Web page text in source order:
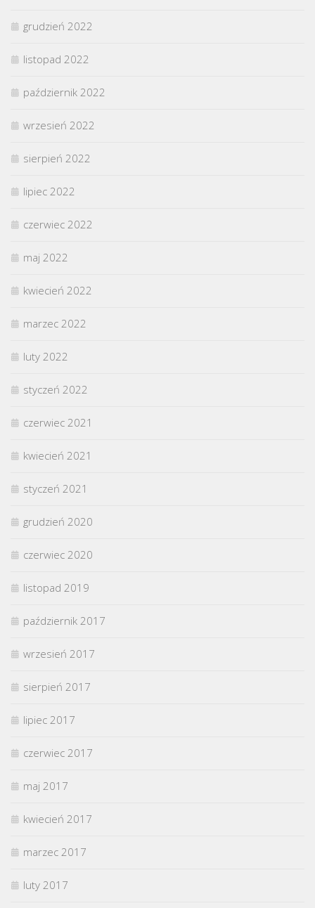
grudzień 2022
listopad 2022
październik 2022
wrzesień 2022
sierpień 2022
lipiec 2022
czerwiec 2022
maj 2022
kwiecień 2022
marzec 2022
luty 2022
styczeń 2022
czerwiec 2021
kwiecień 2021
styczeń 2021
grudzień 2020
czerwiec 2020
listopad 2019
październik 2017
wrzesień 2017
sierpień 2017
lipiec 2017
czerwiec 2017
maj 2017
kwiecień 2017
marzec 2017
luty 2017